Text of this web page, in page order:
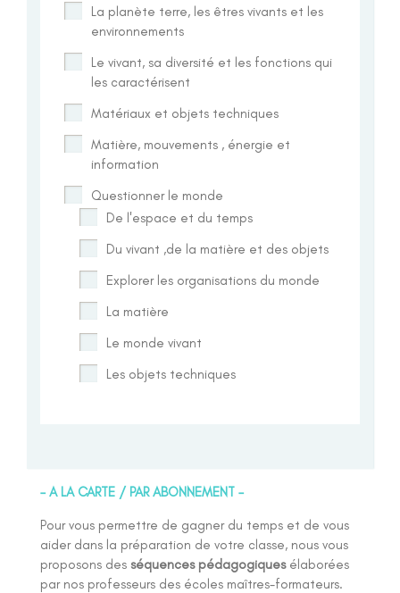
– A LA CARTE / PAR ABONNEMENT –
Pour vous permettre de gagner du temps et de vous
aider dans la préparation de votre classe, nous vous
proposons des séquences pédagogiquesélaborées
par nos professeurs des écoles maîtres-formateurs.
La planète terre, les êtres vivants et les
environnements
Le vivant, sa diversité et les fonctions qui
les caractérisent
Matériaux et objets techniques
Matière, mouvements , énergie et
information
Questionner le monde
De l'espace et du temps
Du vivant ,de la matière et des objets
Explorer les organisations du monde
La matière
Le monde vivant
Les objets techniques